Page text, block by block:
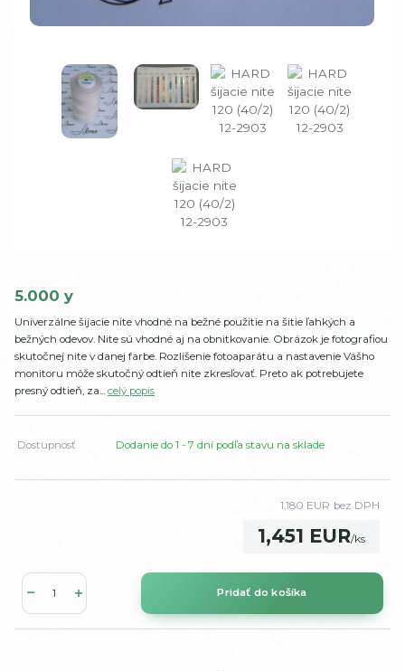
5.000 y
Univerzálne šijacie nite vhodné na bežné použitie na šitie ľahkých a
bežných odevov. Nite sú vhodné aj na obnitkovanie. Obrázok je fotografiou
skutočnej nite v danej farbe. Rozlíšenie fotoaparátu a nastavenie Vášho
monitoru môže skutočný odtieň nite zkresľovať. Preto ak potrebujete
presný odtieň, za... celý popis
Dostupnosť Dodanie do 1 - 7 dní podľa stavu na sklade
1,451 EUR/ks
1,180 EUR bez DPH
Pridať do košíka